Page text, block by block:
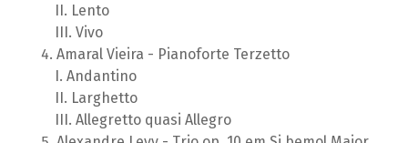
Lento
Vivo
Amaral Vieira - Pianoforte Terzetto
Andantino
Larghetto
Allegretto quasi Allegro